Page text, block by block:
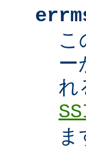
こ
ー
れ
ま